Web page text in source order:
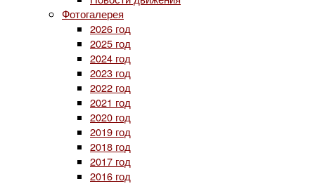
Фотогалерея
2026 год
2025 год
2024 год
2023 год
2022 год
2021 год
2020 год
2019 год
2018 год
2017 год
2016 год